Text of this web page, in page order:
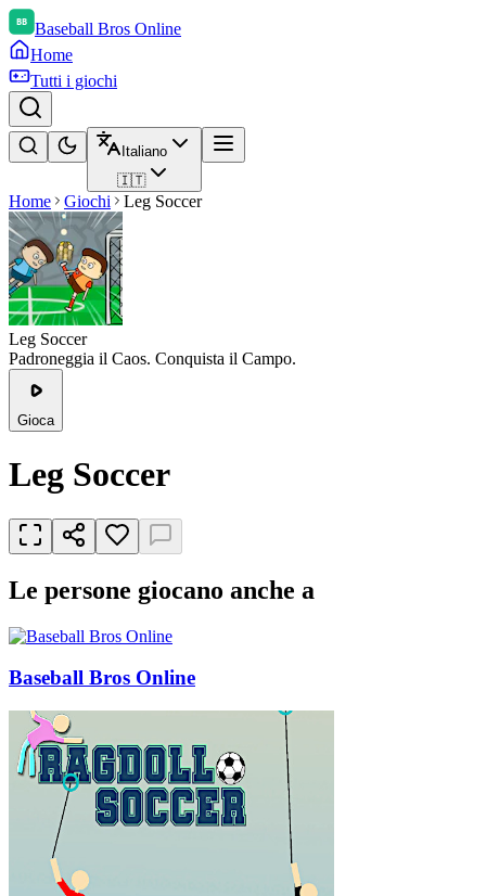
Baseball Bros Online
Home
Tutti i giochi
Italiano
🇮🇹
Home Giochi Leg Soccer
Leg Soccer
Padroneggia il Caos. Conquista il Campo.
Gioca
Leg Soccer
Le persone giocano anche a
Baseball Bros Online